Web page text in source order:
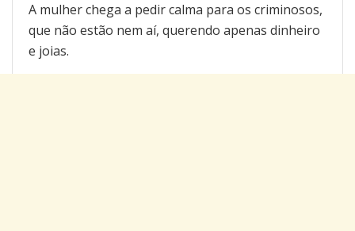
A mulher chega a pedir calma para os criminosos,
que não estão nem aí, querendo apenas dinheiro
e joias.